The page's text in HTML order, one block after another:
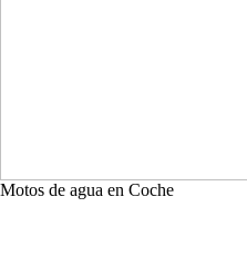
Motos de agua en Coche